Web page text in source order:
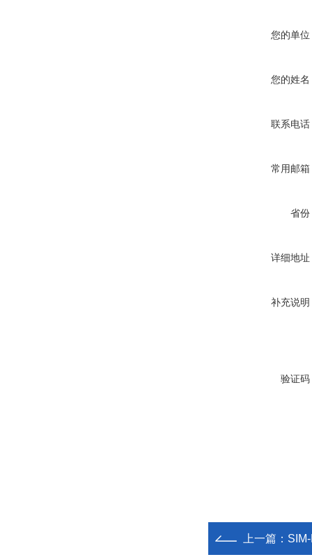
您的单位
您的姓名
联系电话
常用邮箱
省份
详细地址
补充说明
验证码
上一篇： SIM-